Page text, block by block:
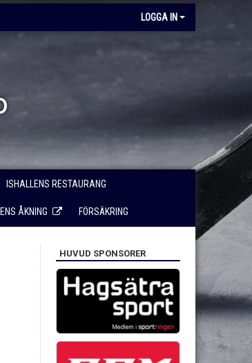
LOGGA IN
ISHALLENS RESTAURANG
ÅKNING FÖRSÄKRING
HUVUD SPONSORER